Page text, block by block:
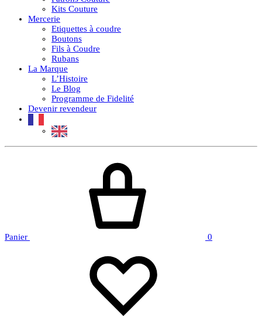
Kits Couture
Mercerie
Etiquettes à coudre
Boutons
Fils à Coudre
Rubans
La Marque
L’Histoire
Le Blog
Programme de Fidelité
Devenir revendeur
Panier 0